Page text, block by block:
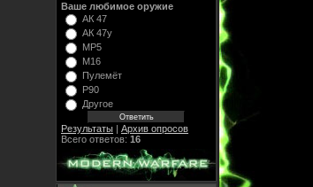
Ваше любимое оружие
АК 47
АК 47у
МР5
М16
Пулемёт
Р90
Другое
Результаты | Архив опросов
Всего ответов: 16